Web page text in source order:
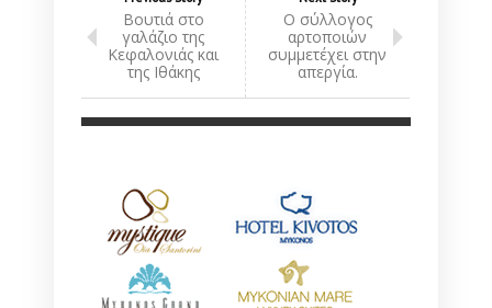
Βουτιά στο
γαλάζιο της
Κεφαλονιάς και
της Ιθάκης
Ο σύλλογος
αρτοποιών
συμμετέχει στην
απεργία.